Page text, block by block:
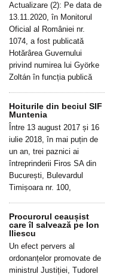
Actualizare (2): Pe data de
13.11.2020, în Monitorul
Oficial al României nr.
1074, a fost publicată
Hotărârea Guvernului
privind numirea lui Györke
Zoltán în funcția publică
Hoiturile din beciul SIF
Muntenia
Între 13 august 2017 și 16
iulie 2018, în mai puțin de
un an, trei paznici ai
întreprinderii Firos SA din
București, Bulevardul
Timișoara nr. 100,
Procurorul ceaușist
care îl salvează pe Ion
Iliescu
Un efect pervers al
ordonanțelor promovate de
ministrul Justiției, Tudorel